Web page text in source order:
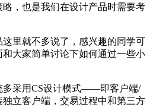
，也是我们在设计产品时需要考
里就不多说了，感兴趣的同学可
大家简单讨论下如何通过一些小
采用CS设计模式——即客户端/
立客户端，交易过程中和第三方